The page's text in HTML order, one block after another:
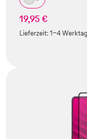
19,95 €
Lieferzeit:1-4